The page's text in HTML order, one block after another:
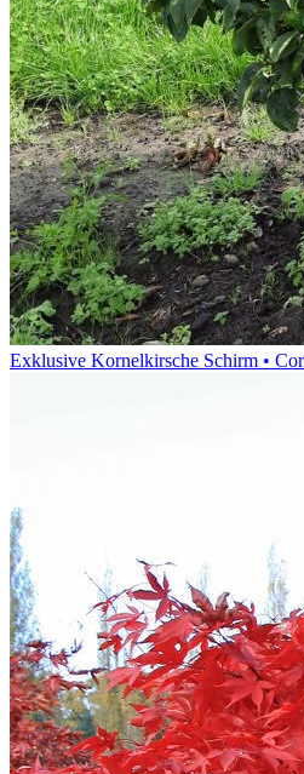
Exklusive Kornelkirsche Schirm •